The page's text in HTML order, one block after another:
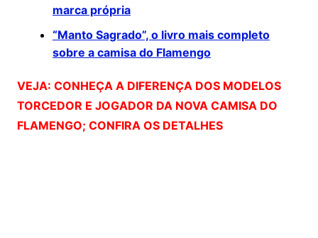
marca própria
“Manto Sagrado”, o livro mais completo
sobre a camisa do Flamengo
VEJA: CONHEÇA A DIFERENÇA DOS MODELOS
TORCEDOR E JOGADOR DA NOVA CAMISA DO
FLAMENGO; CONFIRA OS DETALHES